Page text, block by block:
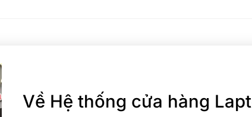
Về Hệ thống cửa hàng